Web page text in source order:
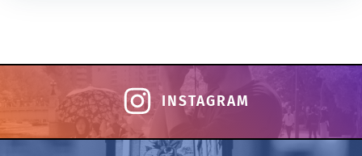
INSTAGRAM